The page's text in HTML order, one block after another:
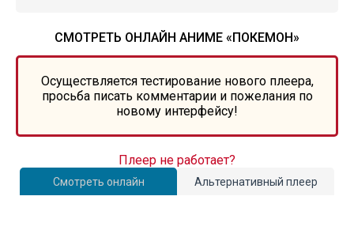
СМОТРЕТЬ ОНЛАЙН АНИМЕ «ПОКЕМОН»
Осуществляется тестирование нового плеера,
просьба писать комментарии и пожелания по
новому интерфейсу!
Смотреть онлайн Альтернативный плеер
Плеер не работает?